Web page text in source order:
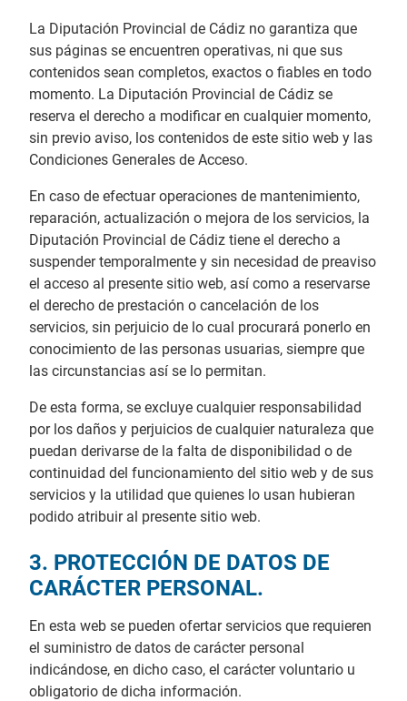
La Diputación Provincial de Cádiz no garantiza que
sus páginas se encuentren operativas, ni que sus
contenidos sean completos, exactos o fiables en todo
momento. La Diputación Provincial de Cádiz se
reserva el derecho a modificar en cualquier momento,
sin previo aviso, los contenidos de este sitio web y las
Condiciones Generales de Acceso.
En caso de efectuar operaciones de mantenimiento,
reparación, actualización o mejora de los servicios, la
Diputación Provincial de Cádiz tiene el derecho a
suspender temporalmente y sin necesidad de preaviso
el acceso al presente sitio web, así como a reservarse
el derecho de prestación o cancelación de los
servicios, sin perjuicio de lo cual procurará ponerlo en
conocimiento de las personas usuarias, siempre que
las circunstancias así se lo permitan.
De esta forma, se excluye cualquier responsabilidad
por los daños y perjuicios de cualquier naturaleza que
puedan derivarse de la falta de disponibilidad o de
continuidad del funcionamiento del sitio web y de sus
servicios y la utilidad que quienes lo usan hubieran
podido atribuir al presente sitio web.
3. PROTECCIÓN DE DATOS DE
CARÁCTER PERSONAL.
En esta web se pueden ofertar servicios que requieren
el suministro de datos de carácter personal
indicándose, en dicho caso, el carácter voluntario u
obligatorio de dicha información.